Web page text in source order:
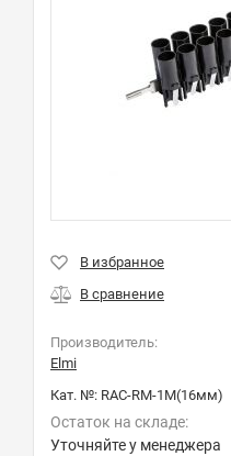
Производитель:
Elmi
Кат. №: RAC-RM-1M(16мм)
Остаток на складе:
Уточняйте у менеджера